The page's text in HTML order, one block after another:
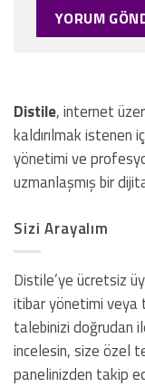
Distile, internet
kaldırılmak istenen
yönetimi ve
uzmanlaşmış bir
Sizi Arayalım
Distile’ye ücretsiz
itibar yönetimi veya
talebinizi doğrudan
incelesin, size özel
panelinizden takip